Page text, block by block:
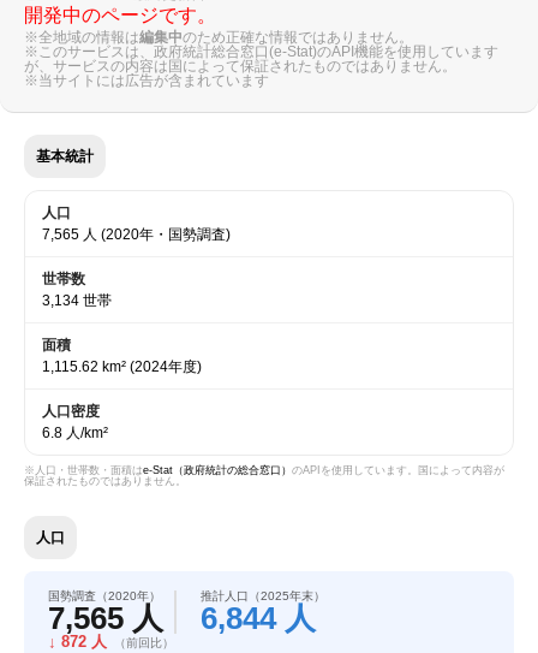
開発中のページです。
※全地域の情報は編集中のため正確な情報ではありません。
※このサービスは、政府統計総合窓口(e-Stat)のAPI機能を使用しています
が、サービスの内容は国によって保証されたものではありません。
※当サイトには広告が含まれています
基本統計
人口
7,565 人 (2020年・国勢調査)
世帯数
3,134 世帯
面積
1,115.62 km² (2024年度)
人口密度
6.8 人/km²
※人口・世帯数・面積はe-Stat（政府統計の総合窓口） のAPIを使用しています。国によって内容が
保証されたものではありません。
人口
国勢調査（2020年）
7,565 人
↓ 872 人 （前回比）
推計人口（2025年末）
6,844 人